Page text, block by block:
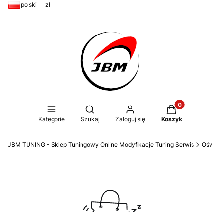
polski zł
Kategorie
Otwórz wyszukiwarkę
Szukaj Zaloguj się
Produkty w
Koszyk
JBM TUNING - Sklep Tuningowy Online Modyfikacje Tuning Serwis